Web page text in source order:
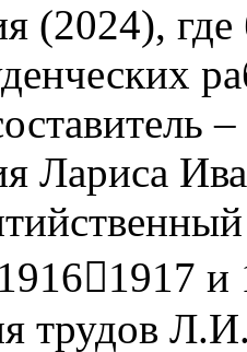
(2024),
Лариса
и
трудов